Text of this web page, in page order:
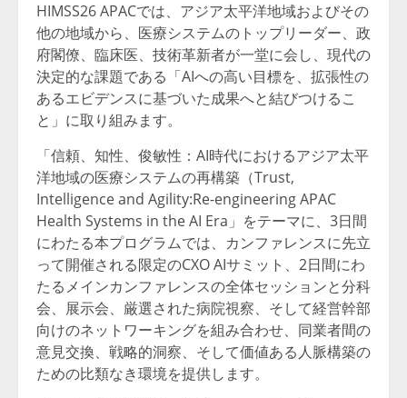
HIMSS26 APACでは、アジア太平洋地域およびその
他の地域から、医療システムのトップリーダー、政
府閣僚、臨床医、技術革新者が一堂に会し、現代の
決定的な課題である「AIへの高い目標を、拡張性の
あるエビデンスに基づいた成果へと結びつけるこ
と」に取り組みます。
「信頼、知性、俊敏性：AI時代におけるアジア太平
洋地域の医療システムの再構築（Trust,
Intelligence and Agility:Re-engineering APAC
Health Systems in the AI Era」をテーマに、3日間
にわたる本プログラムでは、カンファレンスに先立
って開催される限定のCXO AIサミット、2日間にわ
たるメインカンファレンスの全体セッションと分科
会、展示会、厳選された病院視察、そして経営幹部
向けのネットワーキングを組み合わせ、同業者間の
意見交換、戦略的洞察、そして価値ある人脈構築の
ための比類なき環境を提供します。